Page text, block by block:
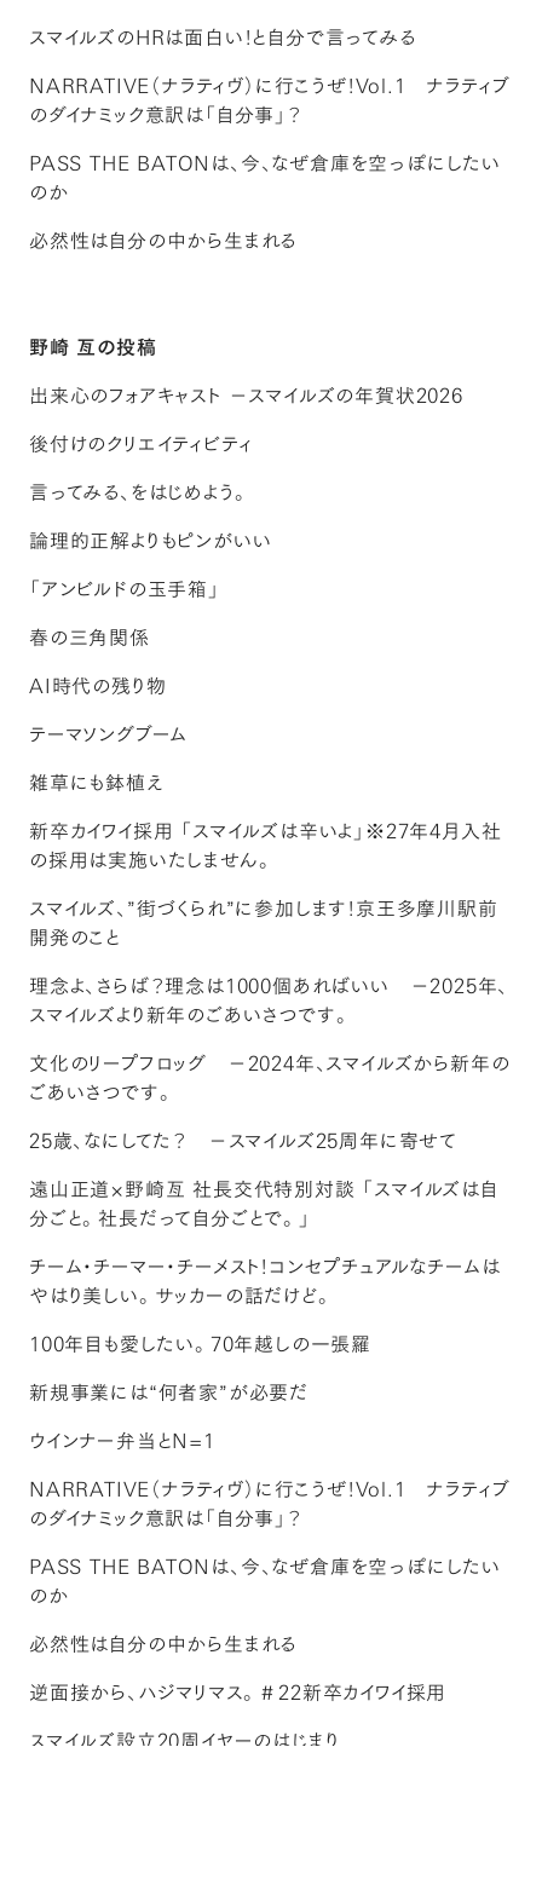
スマイルズのHRは面白い！と自分で言ってみる
NARRATIVE（ナラティヴ）に行こうぜ！Vol.1 ナラティブ
のダイナミック意訳は「自分事」？
PASS THE BATONは、今、なぜ倉庫を空っぽにしたい
のか
必然性は自分の中から生まれる
野崎 亙の投稿
出来心のフォアキャスト －スマイルズの年賀状2026
後付けのクリエイティビティ
言ってみる、をはじめよう。
論理的正解よりもピンがいい
「アンビルドの玉手箱」
春の三角関係
AI時代の残り物
テーマソングブーム
雑草にも鉢植え
新卒カイワイ採用 「スマイルズは辛いよ」※27年4月入社
の採用は実施いたしません。
スマイルズ、”街づくられ”に参加します！京王多摩川駅前
開発のこと
理念よ、さらば？理念は1000個あればいい －2025年、
スマイルズより新年のごあいさつです。
文化のリープフロッグ －2024年、スマイルズから新年の
ごあいさつです。
25歳、なにしてた？ －スマイルズ25周年に寄せて
遠山正道×野崎亙 社長交代特別対談 「スマイルズは自
分ごと。社長だって自分ごとで。」
チーム・チーマー・チーメスト！コンセプチュアルなチームは
やはり美しい。サッカーの話だけど。
100年目も愛したい。70年越しの一張羅
新規事業には“何者家”が必要だ
ウインナー弁当とN=1
NARRATIVE（ナラティヴ）に行こうぜ！Vol.1 ナラティブ
のダイナミック意訳は「自分事」？
PASS THE BATONは、今、なぜ倉庫を空っぽにしたい
のか
必然性は自分の中から生まれる
逆面接から、ハジマリマス。＃22新卒カイワイ採用
スマイルズ設立20周イヤーのはじまり